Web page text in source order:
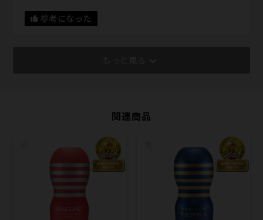
参考になった
関連商品